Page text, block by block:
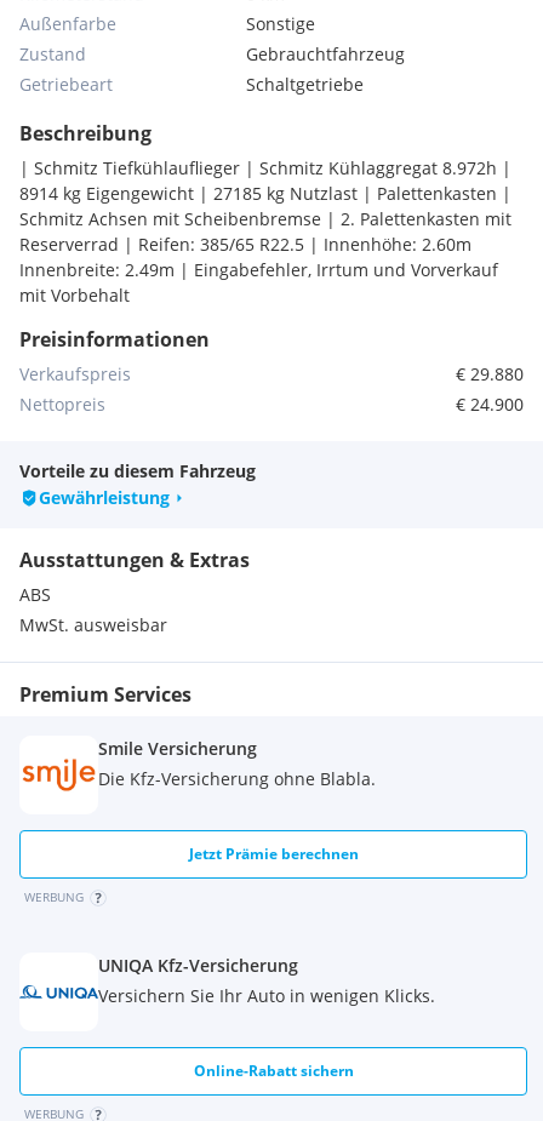
Außenfarbe
Sonstige
Zustand
Gebrauchtfahrzeug
Getriebeart
Schaltgetriebe
Beschreibung
| Schmitz Tiefkühlauflieger | Schmitz Kühlaggregat 8.972h |
8914 kg Eigengewicht | 27185 kg Nutzlast | Palettenkasten |
Schmitz Achsen mit Scheibenbremse | 2. Palettenkasten mit
Reserverrad | Reifen: 385/65 R22.5 | Innenhöhe: 2.60m
Innenbreite: 2.49m | Eingabefehler, Irrtum und Vorverkauf
mit Vorbehalt
Preisinformationen
Verkaufspreis
€ 29.880
Nettopreis
€ 24.900
Vorteile zu diesem Fahrzeug
Gewährleistung
Ausstattungen & Extras
ABS
MwSt. ausweisbar
Premium Services
Smile Versicherung
Die Kfz-Versicherung ohne Blabla.
Jetzt Prämie berechnen
WERBUNG
UNIQA Kfz-Versicherung
Versichern Sie Ihr Auto in wenigen Klicks.
Online-Rabatt sichern
WERBUNG